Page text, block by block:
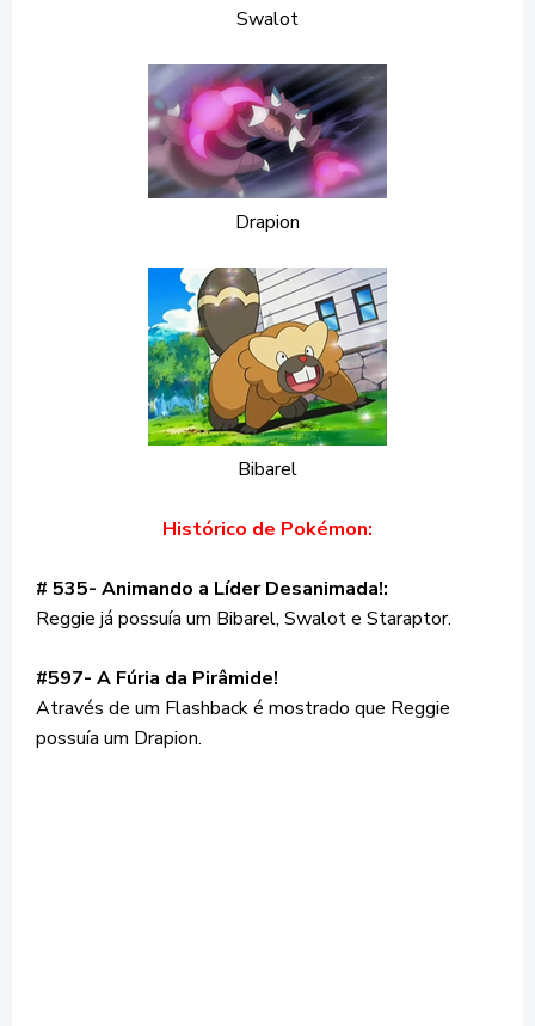
Swalot
Drapion
Bibarel
Histórico de Pokémon:
# 535- Animando a Líder Desanimada!:
Reggie já possuía um Bibarel, Swalot e Staraptor.
#597- A Fúria da Pirâmide!
Através de um Flashback é mostrado que Reggie
possuía um Drapion.